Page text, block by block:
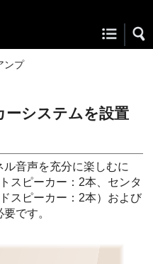
ンプ
ーシステムを設置
音声を充分に楽しむに
スピーカー：2本、センタ
スピーカー：2本）および
です。